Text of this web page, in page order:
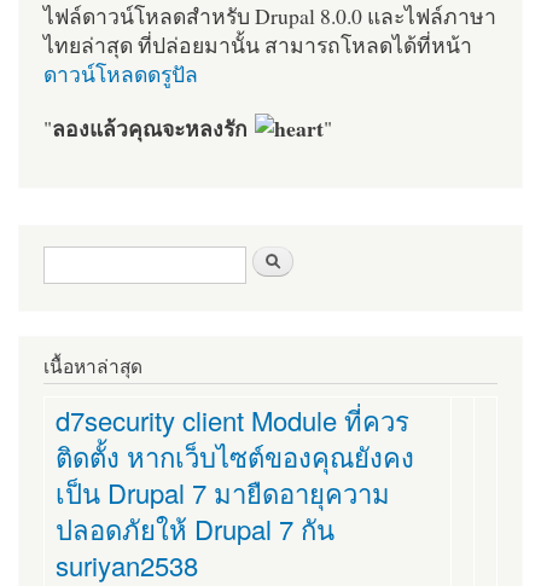
ไฟล์ดาวน์โหลดสำหรับ Drupal 8.0.0 และไฟล์ภาษา
ไทยล่าสุด ที่ปล่อยมานั้น สามารถโหลดได้ที่หน้า
ดาวน์โหลดดรูปัล
"ลองแล้วคุณจะหลงรัก "
ฟอร์มค้นหา
เนื้อหาล่าสุด
d7security client Module ที่ควร
ติดตั้ง หากเว็บไซต์ของคุณยังคง
เป็น Drupal 7 มายืดอายุความ
ปลอดภัยให้ Drupal 7 กัน
suriyan2538